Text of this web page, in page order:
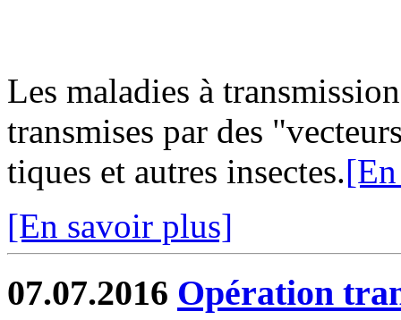
Les maladies à
transmises par des
tiques et autres insectes.
[En savoir plus]
07.07.2016 Opération